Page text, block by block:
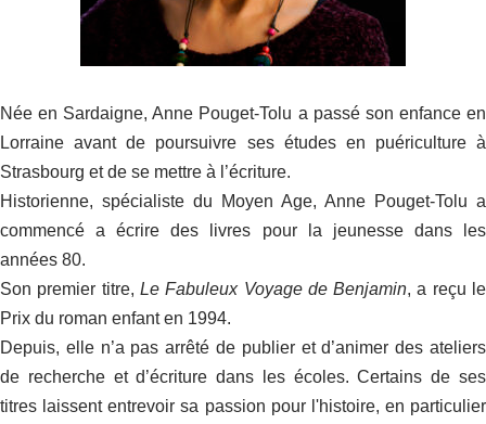
Née en Sardaigne, Anne Pouget-Tolu a passé son enfance en
Lorraine avant de poursuivre ses études en puériculture à
Strasbourg et de se mettre à l’écriture.
Historienne, spécialiste du Moyen Age, Anne Pouget-Tolu a
commencé a écrire des livres pour la jeunesse dans les
années 80.
Son premier titre, Le Fabuleux Voyage de Benjamin, a reçu le
Prix du roman enfant en 1994.
Depuis, elle n’a pas arrêté de publier et d’animer des ateliers
de recherche et d’écriture dans les écoles. Certains de ses
titres laissent entrevoir sa passion pour l'histoire, en particulier